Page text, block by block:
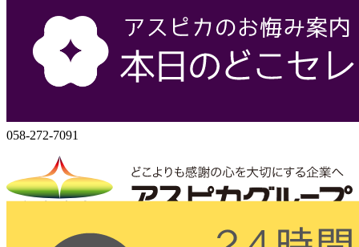
株式会社アスピカ
500-8357
岐阜県岐阜市六条大溝1丁目2‐3
058-272-7091
株式会社アスピカ